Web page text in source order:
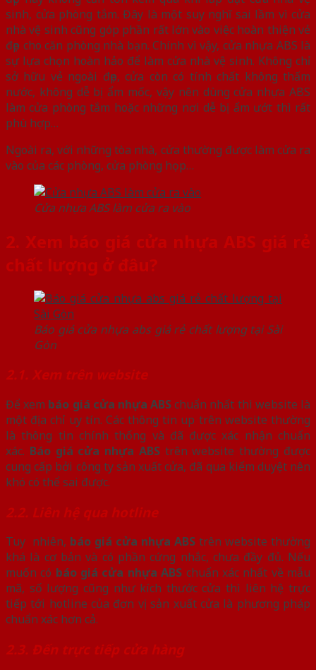
sinh, cửa phòng tắm. Đây là một suy nghĩ sai lầm vì cửa
nhà vệ sinh cũng góp phần rất lớn vào việc hoàn thiện vẻ
đẹp cho căn phòng nhà bạn. Chính vì vậy, cửa nhựa ABS là
sự lựa chọn hoàn hảo để làm cửa nhà vệ sinh. Không chỉ
sở hữu vẻ ngoài đẹp, cửa còn có tính chất không thấm
nước, không dễ bị ẩm mốc, vậy nên dùng cửa nhựa ABS
làm cửa phòng tắm hoặc những nơi dễ bị ẩm ướt thì rất
phù hợp…
Ngoài ra, với những tòa nhà, cửa thường được làm cửa ra
vào của các phòng, cửa phòng họp…
Cửa nhựa ABS làm cửa ra vào
2. Xem báo giá cửa nhựa ABS giá rẻ
chất lượng ở đâu?
Báo giá cửa nhựa abs giá rẻ chất lượng tại Sài
Gòn
2.1. Xem trên website
Để xem báo giá cửa nhựa ABSchuẩn nhất thì website là
một địa chỉ uy tín. Các thông tin up trên website thường
là thông tin chính thống và đã được xác nhận chuẩn
xác. Báo giá cửa nhựa ABS trên website thường được
cung cấp bởi công ty sản xuất cửa, đã qua kiểm duyệt nên
khó có thể sai được.
2.2. Liên hệ qua hotline
Tuy nhiên, báo giá cửa nhựa ABS trên website thường
khá là cơ bản và có phần cứng nhắc, chưa đầy đủ. Nếu
muốn có báo giá cửa nhựa ABS chuẩn xác nhất về mẫu
mã, số lượng cũng như kích thước cửa thì liên hệ trực
tiếp tới hotline của đơn vị sản xuất cửa là phương pháp
chuẩn xác hơn cả.
2.3. Đến trực tiếp cửa hàng